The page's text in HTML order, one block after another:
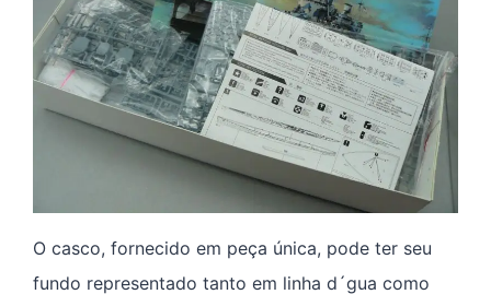
O casco, fornecido em peça única, pode ter seu
fundo representado tanto em linha d´gua como